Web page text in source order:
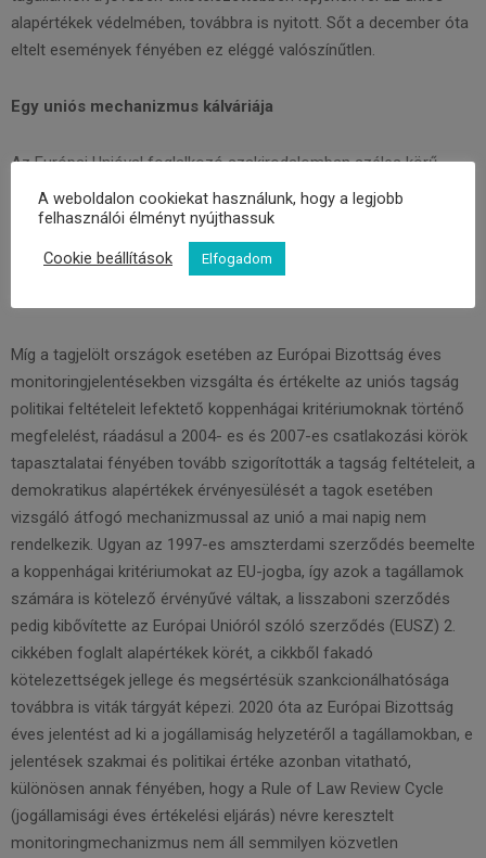
alapértékek védelmében, továbbra is nyitott. Sőt a december óta
eltelt események fényében ez eléggé valószínűtlen.
Egy uniós mechanizmus kálváriája
Az Európai Unióval foglalkozó szakirodalomban széles körű
egyetértés uralkodik azzal kapcsolatban, hogy a kelet-közép-
európai régióban 2010-et követően tapasztalható demokratikus
hanyatlás egyik fő oka a csatlakozás utáni demokratikus
kondicionalitás (post-accession conditionality) szinte teljes
Míg a tagjelölt országok esetében az Európai Bizottság éves
monitoringjelentésekben vizsgálta és értékelte az uniós tagság
politikai feltételeit lefektető koppenhágai kritériumoknak történő
megfelelést, ráadásul a 2004- es és 2007-es csatlakozási körök
tapasztalatai fényében tovább szigorították a tagság feltételeit, a
demokratikus alapértékek érvényesülését a tagok esetében
vizsgáló átfogó mechanizmussal az unió a mai napig nem
rendelkezik. Ugyan az 1997-es amszterdami szerződés beemelte
a koppenhágai kritériumokat az EU-jogba, így azok a tagállamok
számára is kötelező érvényűvé váltak, a lisszaboni szerződés
pedig kibővítette az Európai Unióról szóló szerződés (EUSZ) 2.
cikkében foglalt alapértékek körét, a cikkből fakadó
kötelezettségek jellege és megsértésük szankcionálhatósága
továbbra is viták tárgyát képezi. 2020 óta az Európai Bizottság
éves jelentést ad ki a jogállamiság helyzetéről a tagállamokban, e
jelentések szakmai és politikai értéke azonban vitatható,
különösen annak fényében, hogy a Rule of Law Review Cycle
(jogállamisági éves értékelési eljárás) névre keresztelt
monitoringmechanizmus nem áll semmilyen közvetlen
A weboldalon cookiekat használunk, hogy a legjobb
felhasználói élményt nyújthassuk
Cookie beállítások Elfogadom